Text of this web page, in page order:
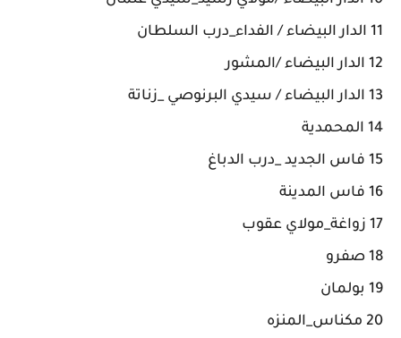
11 الدار البيضاء / الفداء_درب السلطان
12 الدار البيضاء /المشور
13 الدار البيضاء / سيدي البرنوصي _زناتة
14 المحمدية
15 فاس الجديد _درب الدباغ
16 فاس المدينة
17 زواغة_مولاي عقوب
18 صفرو
19 بولمان
20 مكناس_المنزه